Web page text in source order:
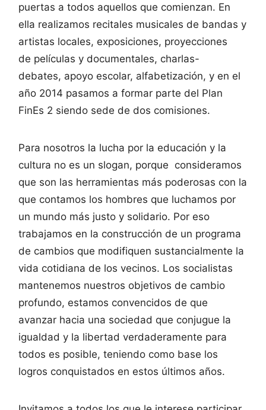
puertas a todos aquellos que comienzan. En
ella realizamos recitales musicales de bandas y
artistas locales, exposiciones, proyecciones
de películas y documentales, charlas-
debates, apoyo escolar, alfabetización, y en el
año 2014 pasamos a formar parte del Plan
FinEs 2 siendo sede de dos comisiones.
Para nosotros la lucha por la educación y la
cultura no es un slogan, porque consideramos
que son las herramientas más poderosas con la
que contamos los hombres que luchamos por
un mundo más justo y solidario. Por eso
trabajamos en la construcción de un programa
de cambios que modifiquen sustancialmente la
vida cotidiana de los vecinos. Los socialistas
mantenemos nuestros objetivos de cambio
profundo, estamos convencidos de que
avanzar hacia una sociedad que conjugue la
igualdad y la libertad verdaderamente para
todos es posible, teniendo como base los
logros conquistados en estos últimos años.